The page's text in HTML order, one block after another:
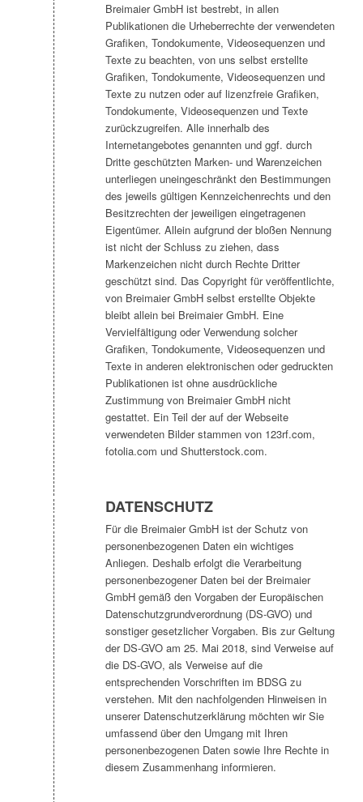
Breimaier GmbH ist bestrebt, in allen
Publikationen die Urheberrechte der verwendeten
Grafiken, Tondokumente, Videosequenzen und
Texte zu beachten, von uns selbst erstellte
Grafiken, Tondokumente, Videosequenzen und
Texte zu nutzen oder auf lizenzfreie Grafiken,
Tondokumente, Videosequenzen und Texte
zurückzugreifen. Alle innerhalb des
Internetangebotes genannten und ggf. durch
Dritte geschützten Marken- und Warenzeichen
unterliegen uneingeschränkt den Bestimmungen
des jeweils gültigen Kennzeichenrechts und den
Besitzrechten der jeweiligen eingetragenen
Eigentümer. Allein aufgrund der bloßen Nennung
ist nicht der Schluss zu ziehen, dass
Markenzeichen nicht durch Rechte Dritter
geschützt sind. Das Copyright für veröffentlichte,
von Breimaier GmbH selbst erstellte Objekte
bleibt allein bei Breimaier GmbH. Eine
Vervielfältigung oder Verwendung solcher
Grafiken, Tondokumente, Videosequenzen und
Texte in anderen elektronischen oder gedruckten
Publikationen ist ohne ausdrückliche
Zustimmung von Breimaier GmbH nicht
gestattet. Ein Teil der auf der Webseite
verwendeten Bilder stammen von 123rf.com,
fotolia.com und Shutterstock.com.
DATENSCHUTZ
Für die Breimaier GmbH ist der Schutz von
personenbezogenen Daten ein wichtiges
Anliegen. Deshalb erfolgt die Verarbeitung
personenbezogener Daten bei der Breimaier
GmbH gemäß den Vorgaben der Europäischen
Datenschutzgrundverordnung (DS-GVO) und
sonstiger gesetzlicher Vorgaben. Bis zur Geltung
der DS-GVO am 25. Mai 2018, sind Verweise auf
die DS-GVO, als Verweise auf die
entsprechenden Vorschriften im BDSG zu
verstehen. Mit den nachfolgenden Hinweisen in
unserer Datenschutzerklärung möchten wir Sie
umfassend über den Umgang mit Ihren
personenbezogenen Daten sowie Ihre Rechte in
diesem Zusammenhang informieren.